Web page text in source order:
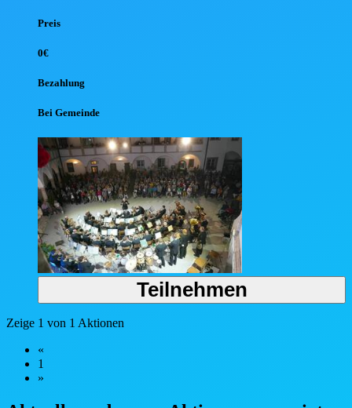
Preis
0€
Bezahlung
Bei Gemeinde
Teilnehmen
Zeige 1 von 1 Aktionen
«
1
»